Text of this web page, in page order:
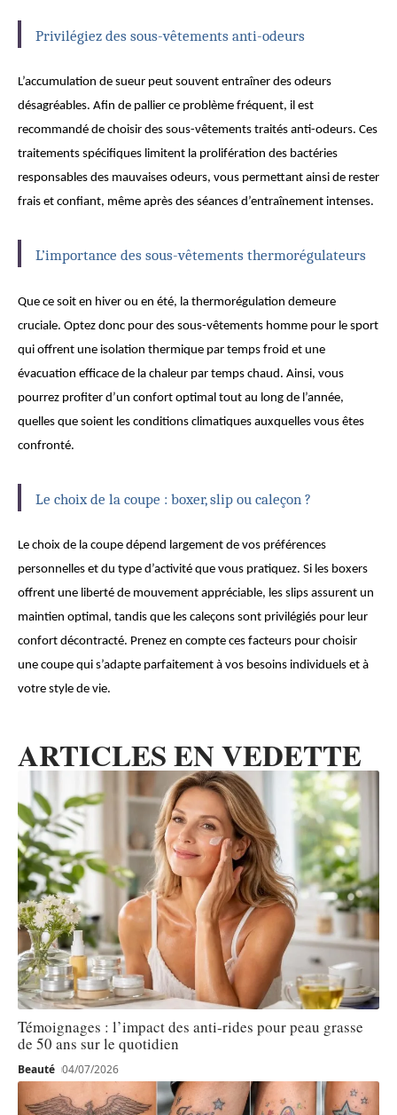
Privilégiez des sous-vêtements anti-odeurs
L’accumulation de sueur peut souvent entraîner des odeurs
désagréables. Afin de pallier ce problème fréquent, il est
recommandé de choisir des sous-vêtements traités anti-odeurs. Ces
traitements spécifiques limitent la prolifération des bactéries
responsables des mauvaises odeurs, vous permettant ainsi de rester
frais et confiant, même après des séances d’entraînement intenses.
L’importance des sous-vêtements thermorégulateurs
Que ce soit en hiver ou en été, la thermorégulation demeure
cruciale. Optez donc pour des sous-vêtements homme pour le sport
qui offrent une isolation thermique par temps froid et une
évacuation efficace de la chaleur par temps chaud. Ainsi, vous
pourrez profiter d’un confort optimal tout au long de l’année,
quelles que soient les conditions climatiques auxquelles vous êtes
confronté.
Le choix de la coupe : boxer, slip ou caleçon ?
Le choix de la coupe dépend largement de vos préférences
personnelles et du type d’activité que vous pratiquez. Si les boxers
offrent une liberté de mouvement appréciable, les slips assurent un
maintien optimal, tandis que les caleçons sont privilégiés pour leur
confort décontracté. Prenez en compte ces facteurs pour choisir
une coupe qui s’adapte parfaitement à vos besoins individuels et à
votre style de vie.
ARTICLES EN VEDETTE
Témoignages : l’impact des anti-rides pour peau grasse
de 50 ans sur le quotidien
Beauté 04/07/2026